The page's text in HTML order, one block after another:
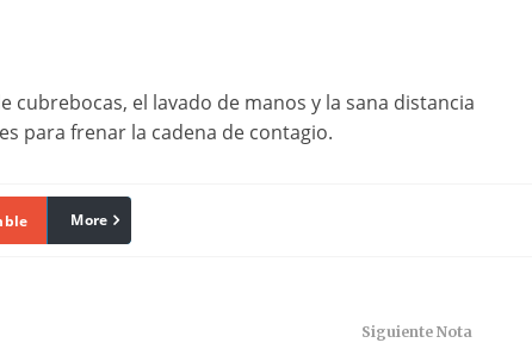
cubrebocas, el lavado de manos y la sana distancia
para frenar la cadena de contagio.
linkedin
More
Siguiente Nota